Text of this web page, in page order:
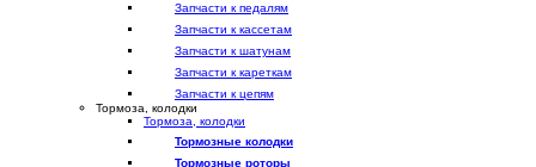
Запчасти к педалям
Запчасти к кассетам
Запчасти к шатунам
Запчасти к кареткам
Запчасти к цепям
Тормоза, колодки
Тормоза, колодки
Тормозные колодки
Тормозные роторы